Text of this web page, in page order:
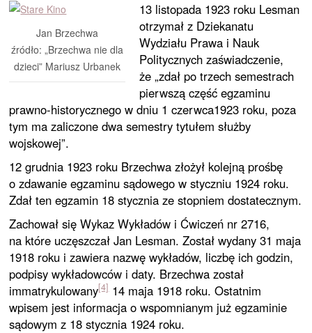
Jan Brzechwa
źródło: „Brzechwa nie dla
dzieci” Mariusz Urbanek
13 listopada 1923 roku Lesman
otrzymał z Dziekanatu
Wydziału Prawa i Nauk
Politycznych zaświadczenie,
że „zdał po trzech semestrach
pierwszą część egzaminu
prawno-historycznego w dniu 1 czerwca1923 roku, poza
tym ma zaliczone dwa semestry tytułem służby
wojskowej”.
12 grudnia 1923 roku Brzechwa złożył kolejną prośbę
o zdawanie egzaminu sądowego w styczniu 1924 roku.
Zdał ten egzamin 18 stycznia ze stopniem dostatecznym.
Zachował się Wykaz Wykładów i Ćwiczeń nr 2716,
na które uczęszczał Jan Lesman. Został wydany 31 maja
1918 roku i zawiera nazwę wykładów, liczbę ich godzin,
podpisy wykładowców i daty. Brzechwa został
immatrykulowany[4]14 maja 1918 roku. Ostatnim
wpisem jest informacja o wspomnianym już egzaminie
sądowym z 18 stycznia 1924 roku.